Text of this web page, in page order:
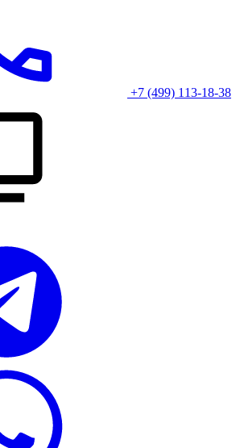
+7 (499) 113-18-38